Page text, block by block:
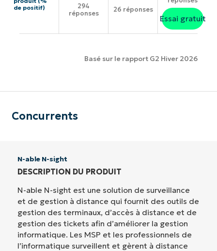
de positif)
294
réponses
26 réponses
Essai gratuit
Basé sur le rapport G2 Hiver 2026
Concurrents
N-able N-sight
DESCRIPTION DU PRODUIT
N-able N-sight est une solution de surveillance
et de gestion à distance qui fournit des outils de
gestion des terminaux, d’accès à distance et de
gestion des tickets afin d’améliorer la gestion
informatique. Les MSP et les professionnels de
l’informatique surveillent et gèrent à distance